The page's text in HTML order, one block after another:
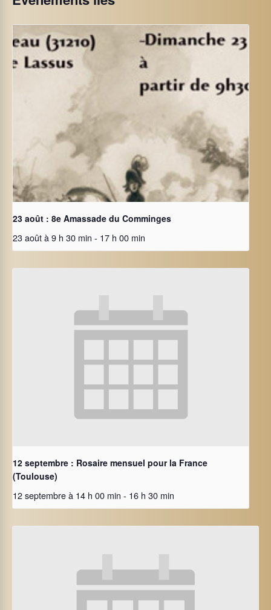
23 août : 8e Amassade du Comminges
23 août à 9 h 30 min - 17 h 00 min
12 septembre : Rosaire mensuel pour la France
(Toulouse)
12 septembre à 14 h 00 min - 16 h 30 min